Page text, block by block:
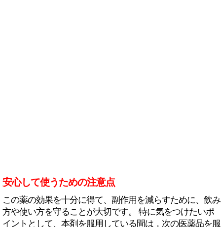
安心して使うための注意点
この薬の効果を十分に得て、副作用を減らすために、飲み
方や使い方を守ることが大切です。 特に気をつけたいポ
イントとして、本剤を服用している間は，次の医薬品を服